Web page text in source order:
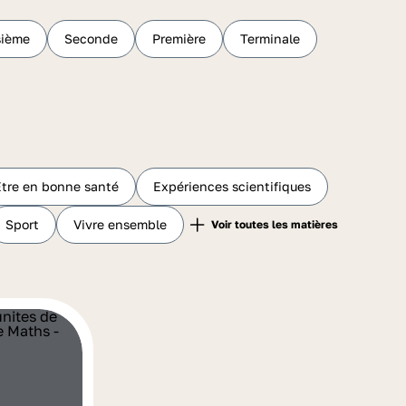
Seconde Première Terminale
en bonne santé Expériences scientifiques
Sport Vivre ensemble